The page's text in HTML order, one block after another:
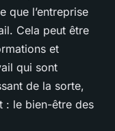
que l’entreprise
Cela peut être
et
qui sont
de la sorte,
: le bien-être des